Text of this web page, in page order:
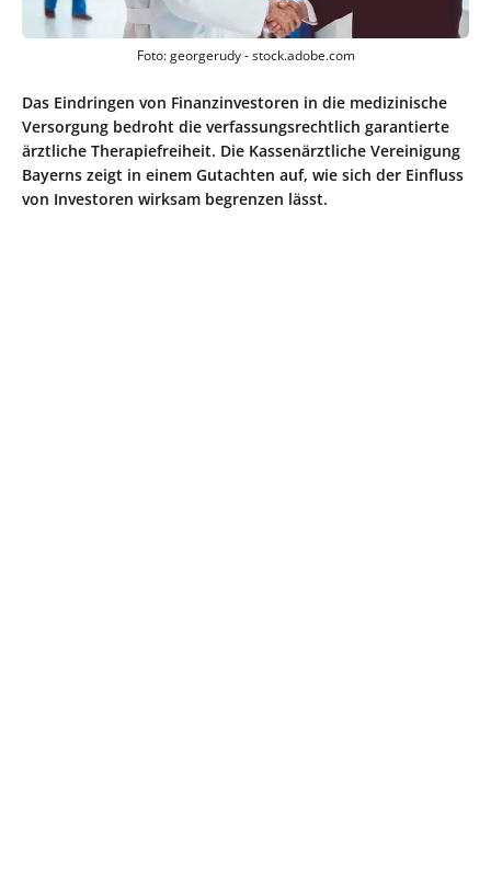
Foto: georgerudy - stock.adobe.com
Das Eindringen von Finanzinvestoren in die medizinische
Versorgung bedroht die verfassungsrechtlich garantierte
ärztliche Therapiefreiheit. Die Kassenärztliche Vereinigung
Bayerns zeigt in einem Gutachten auf, wie sich der Einfluss
von Investoren wirksam begrenzen lässt.